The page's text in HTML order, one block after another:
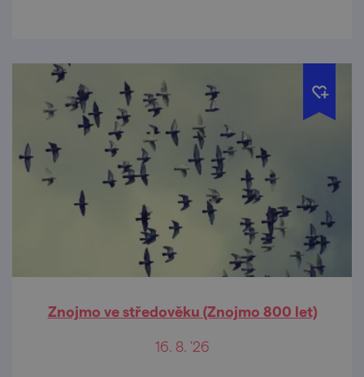
Znojmo ve středověku (Znojmo 800 let)
16. 8. '26